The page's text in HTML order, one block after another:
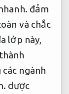
đảm
và chắc
lớp này,
ngành
dược